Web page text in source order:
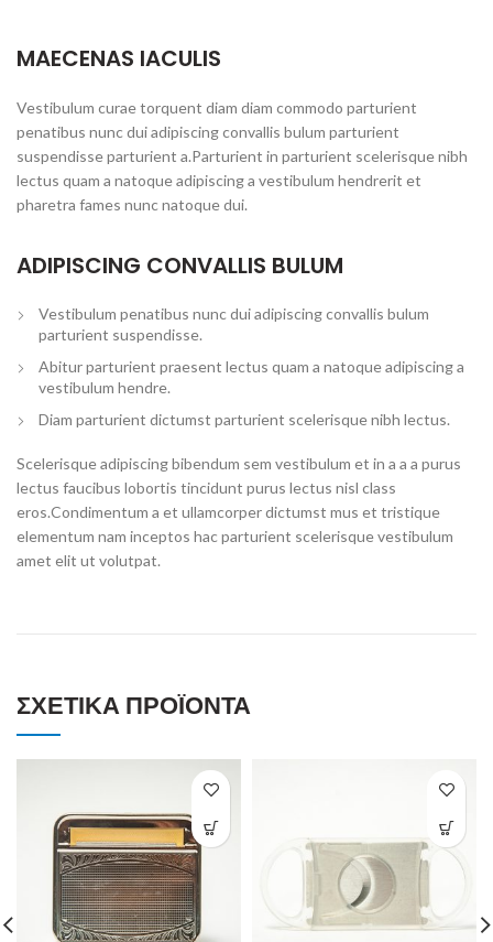
MAECENAS IACULIS
Vestibulum curae torquent diam diam commodo parturient
penatibus nunc dui adipiscing convallis bulum parturient
suspendisse parturient a.Parturient in parturient scelerisque nibh
lectus quam a natoque adipiscing a vestibulum hendrerit et
pharetra fames nunc natoque dui.
ADIPISCING CONVALLIS BULUM
Vestibulum penatibus nunc dui adipiscing convallis bulum
parturient suspendisse.
Abitur parturient praesent lectus quam a natoque adipiscing a
vestibulum hendre.
Diam parturient dictumst parturient scelerisque nibh lectus.
Scelerisque adipiscing bibendum sem vestibulum et in a a a purus
lectus faucibus lobortis tincidunt purus lectus nisl class
eros.Condimentum a et ullamcorper dictumst mus et tristique
elementum nam inceptos hac parturient scelerisque vestibulum
amet elit ut volutpat.
ΣΧΕΤΙΚΆ ΠΡΟΪΌΝΤΑ